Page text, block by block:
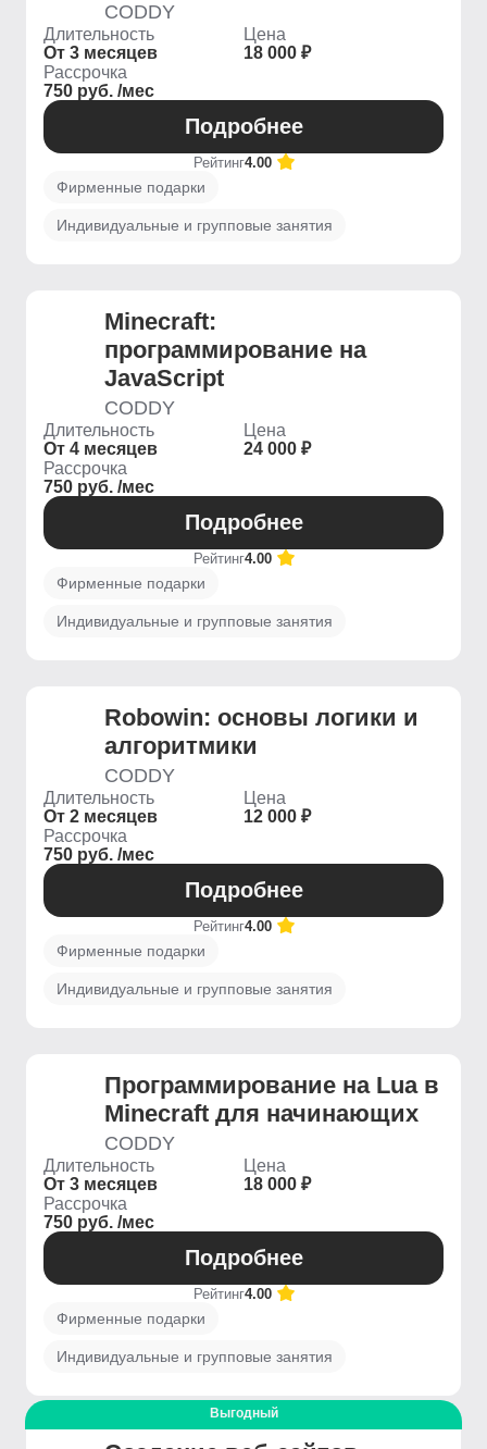
CODDY
Длительность
От 3 месяцев
Цена
18 000 ₽
Рассрочка
750 руб. /мес
Подробнее
Рейтинг4.00
Фирменные подарки
Индивидуальные и групповые занятия
Minecraft:
программирование на
JavaScript
CODDY
Длительность
От 4 месяцев
Цена
24 000 ₽
Рассрочка
750 руб. /мес
Подробнее
Рейтинг4.00
Фирменные подарки
Индивидуальные и групповые занятия
Robowin: основы логики и
алгоритмики
CODDY
Длительность
От 2 месяцев
Цена
12 000 ₽
Рассрочка
750 руб. /мес
Подробнее
Рейтинг4.00
Фирменные подарки
Индивидуальные и групповые занятия
Программирование на Lua в
Minecraft для начинающих
CODDY
Длительность
От 3 месяцев
Цена
18 000 ₽
Рассрочка
750 руб. /мес
Подробнее
Рейтинг4.00
Фирменные подарки
Индивидуальные и групповые занятия
Выгодный